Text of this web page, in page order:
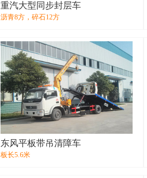
重汽大型同步封层车
沥青8方，碎石12方
东风平板带吊清障车
板长5.6米